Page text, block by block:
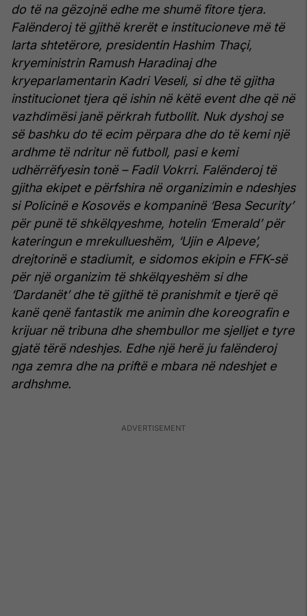
do të na gëzojnë edhe me shumë fitore tjera.
Falënderoj të gjithë krerët e institucioneve më të
larta shtetërore, presidentin Hashim Thaçi,
kryeministrin Ramush Haradinaj dhe
kryeparlamentarin Kadri Veseli, si dhe të gjitha
institucionet tjera që ishin në këtë event dhe që në
vazhdimësi janë përkrah futbollit. Nuk dyshoj se
së bashku do të ecim përpara dhe do të kemi një
ardhme të ndritur në futboll, pasi e kemi
udhërrëfyesin tonë – Fadil Vokrri. Falënderoj të
gjitha ekipet e përfshira në organizimin e ndeshjes
si Policinë e Kosovës e kompaninë ‘Besa Security’
për punë të shkëlqyeshme, hotelin ‘Emerald’ për
kateringun e mrekullueshëm, ‘Ujin e Alpeve’,
drejtorinë e stadiumit, e sidomos ekipin e FFK-së
për një organizim të shkëlqyeshëm si dhe
‘Dardanët’ dhe të gjithë të pranishmit e tjerë që
kanë qenë fantastik me animin dhe koreografin e
krijuar në tribuna dhe shembullor me sjelljet e tyre
gjatë tërë ndeshjes. Edhe një herë ju falënderoj
nga zemra dhe na priftë e mbara në ndeshjet e
ardhshme.